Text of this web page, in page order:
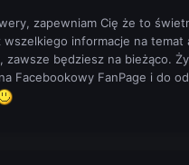
zapewniam Cię że to
wszelkiego informacje na temat
zawsze będziesz na bieżąco.
Facebookowy FanPage i do